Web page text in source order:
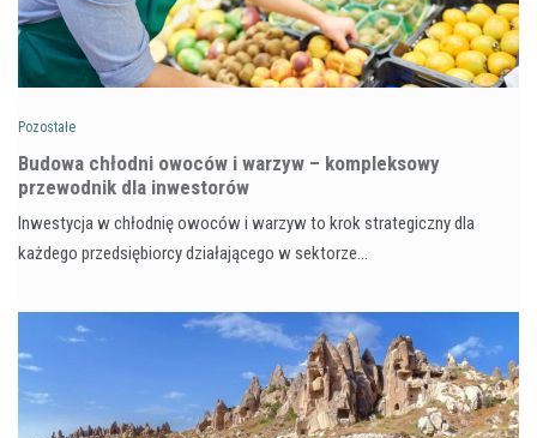
Pozostałe
Budowa chłodni owoców i warzyw – kompleksowy
przewodnik dla inwestorów
Inwestycja w chłodnię owoców i warzyw to krok strategiczny dla
każdego przedsiębiorcy działającego w sektorze…